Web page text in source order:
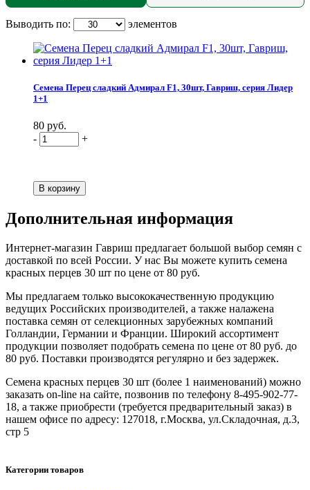
Выводить по: элементов
Семена Перец сладкий Адмирал F1, 30шт, Гавриш, серия Лидер
1+1
80 руб.
-
+
Дополнительная информация
Интернет-магазин Гавриш предлагает большой выбор семян с
доставкой по всей России. У нас Вы можете купить семена
красных перцев 30 шт по цене от 80 руб.
Мы предлагаем только высококачественную продукцию
ведущих Российских производителей, а также налажена
поставка семян от селекционных зарубежных компаний
Голландии, Германии и Франции. Широкий ассортимент
продукции позволяет подобрать семена по цене от 80 руб. до
80 руб. Поставки производятся регулярно и без задержек.
Семена красных перцев 30 шт (более 1 наименований) можно
заказать on-line на сайте, позвонив по телефону 8-495-902-77-
18, а также приобрести (требуется предварительный заказ) в
нашем офисе по адресу: 127018, г.Москва, ул.Складочная, д.3,
стр 5
Категории товаров